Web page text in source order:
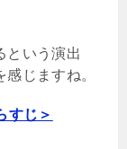
という演出
じますね。
すじ＞